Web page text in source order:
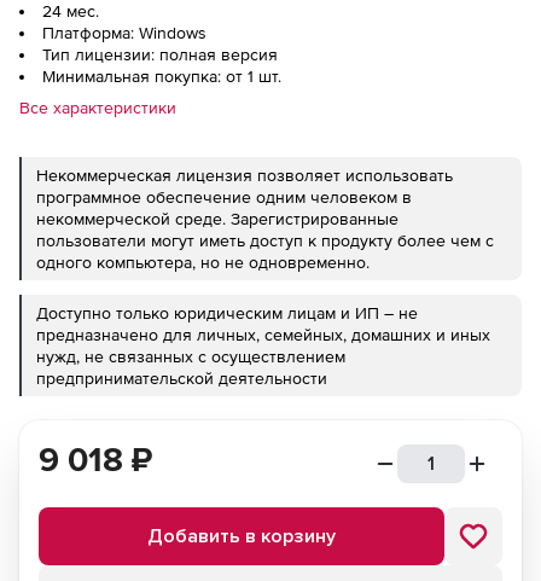
24 мес.
Платформа: Windows
Тип лицензии: полная версия
Минимальная покупка: от 1 шт.
Все характеристики
Некоммерческая лицензия позволяет использовать
программное обеспечение одним человеком в
некоммерческой среде. Зарегистрированные
пользователи могут иметь доступ к продукту более чем с
одного компьютера, но не одновременно.
Доступно только юридическим лицам и ИП – не
предназначено для личных, семейных, домашних и иных
нужд, не связанных с осуществлением
предпринимательской деятельности
9 018 ₽
Добавить в корзину